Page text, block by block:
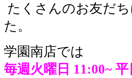
たくさんのお友だ
た。
学園南店では
毎週火曜日 11:00~ 平